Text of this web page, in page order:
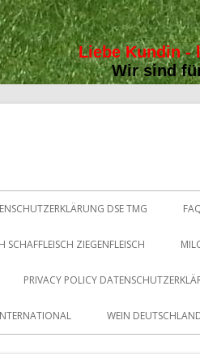
Liebe Kundin -
Wir sind